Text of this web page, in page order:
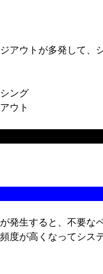
ウトが多発して、
ング
ウト
が発生すると、不要な
度が高くなってシス